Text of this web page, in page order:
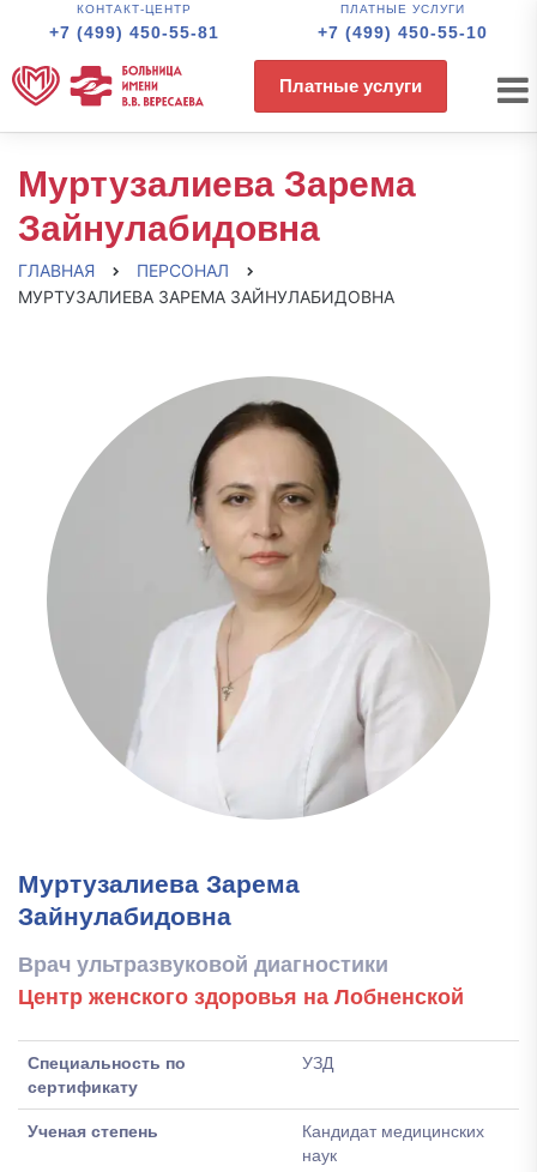
КОНТАКТ-ЦЕНТР
+7 (499) 450-55-81
ПЛАТНЫЕ УСЛУГИ
+7 (499) 450-55-10
Платные услуги
Муртузалиева Зарема
Зайнулабидовна
ГЛАВНАЯ
ПЕРСОНАЛ
МУРТУЗАЛИЕВА ЗАРЕМА ЗАЙНУЛАБИДОВНА
Муртузалиева Зарема
Зайнулабидовна
Врач ультразвуковой диагностики
Центр женского здоровья на Лобненской
Специальность по
сертификату
УЗД
Ученая степень
Кандидат медицинских
наук